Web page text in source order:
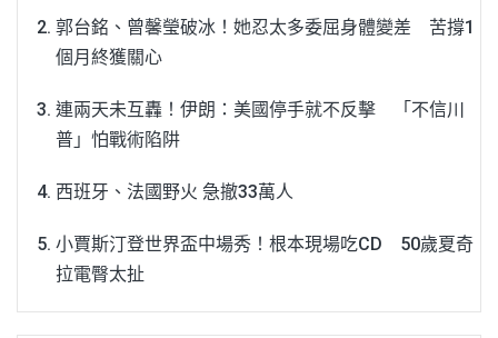
郭台銘、曾馨瑩破冰！她忍太多委屈身體變差 苦撐1
個月終獲關心
連兩天未互轟！伊朗：美國停手就不反擊 「不信川
普」怕戰術陷阱
西班牙、法國野火 急撤33萬人
小賈斯汀登世界盃中場秀！根本現場吃CD 50歲夏奇
拉電臀太扯